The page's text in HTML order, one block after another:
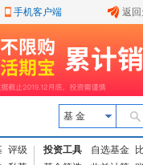
手机客户端 返
基 金
评级
投资工具 自选基金